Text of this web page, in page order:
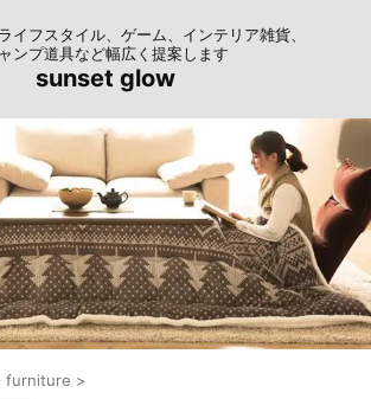
イフスタイル、ゲーム、インテリア雑貨、
ンプ道具など幅広く提案します
sunset glow
furniture >